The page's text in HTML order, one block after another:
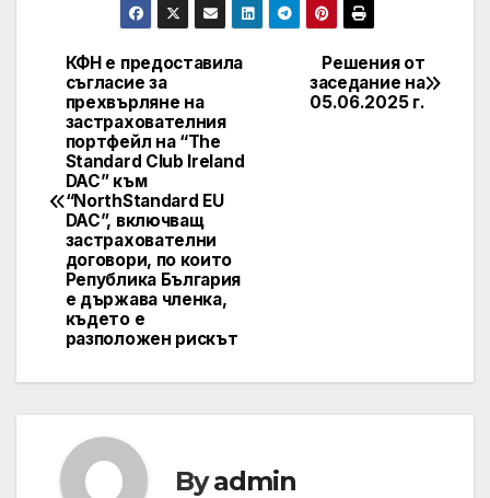
Post
navigation
Решения от
заседание на
05.06.2025 г.
КФН е предоставила
съгласие за
прехвърляне на
застрахователния
портфейл на “The
Standard Club Ireland
DAC” към
“NorthStandard EU
DAC”, включващ
застрахователни
договори, по които
Република България
е държава членка,
където е
разположен рискът
Byadmin